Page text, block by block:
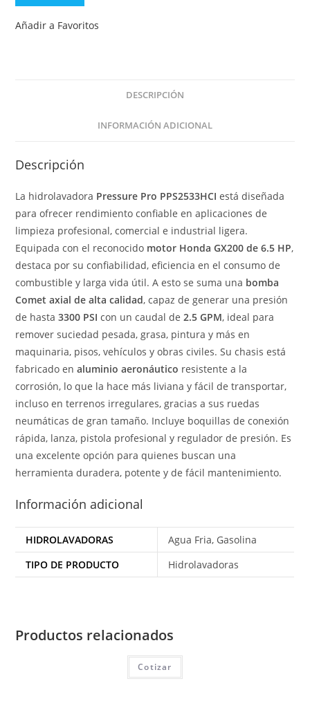
Añadir a Favoritos
DESCRIPCIÓN
INFORMACIÓN ADICIONAL
Descripción
La hidrolavadora Pressure Pro PPS2533HCI está diseñada
para ofrecer rendimiento confiable en aplicaciones de
limpieza profesional, comercial e industrial ligera.
Equipada con el reconocido motor Honda GX200 de 6.5 HP,
destaca por su confiabilidad, eficiencia en el consumo de
combustible y larga vida útil. A esto se suma una bomba
Comet axial de alta calidad, capaz de generar una presión
de hasta3300 PSI con un caudal de2.5 GPM, ideal para
remover suciedad pesada, grasa, pintura y más en
maquinaria, pisos, vehículos y obras civiles. Su chasis está
fabricado enaluminio aeronáutico resistente a la
corrosión, lo que la hace más liviana y fácil de transportar,
incluso en terrenos irregulares, gracias a sus ruedas
neumáticas de gran tamaño. Incluye boquillas de conexión
rápida, lanza, pistola profesional y regulador de presión. Es
una excelente opción para quienes buscan una
herramienta duradera, potente y de fácil mantenimiento.
Información adicional
HIDROLAVADORAS
Agua Fria, Gasolina
TIPO DE PRODUCTO
Hidrolavadoras
Productos relacionados
Cotizar